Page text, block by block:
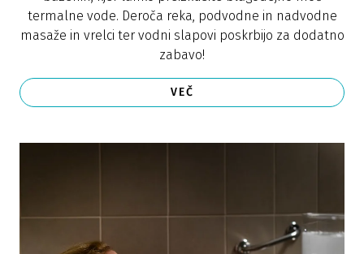
termalne vode. Deroča reka, podvodne in nadvodne
masaže in vrelci ter vodni slapovi poskrbijo za dodatno
zabavo!
VEČ